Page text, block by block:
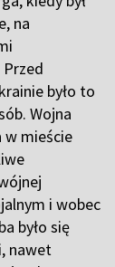
na
było to
Wojna
w mieście
i wobec
było się
nawet